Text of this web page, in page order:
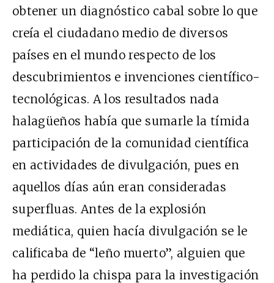
obtener un diagnóstico cabal sobre lo que
creía el ciudadano medio de diversos
países en el mundo respecto de los
descubrimientos e invenciones científico-
tecnológicas. A los resultados nada
halagüeños había que sumarle la tímida
participación de la comunidad científica
en actividades de divulgación, pues en
aquellos días aún eran consideradas
superfluas. Antes de la explosión
mediática, quien hacía divulgación se le
calificaba de “leño muerto”, alguien que
ha perdido la chispa para la investigación